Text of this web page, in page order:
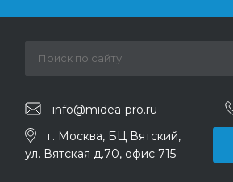
info@midea-pro.ru
г. Москва, БЦ Вятский,
ул. Вятская д.70, офис 715